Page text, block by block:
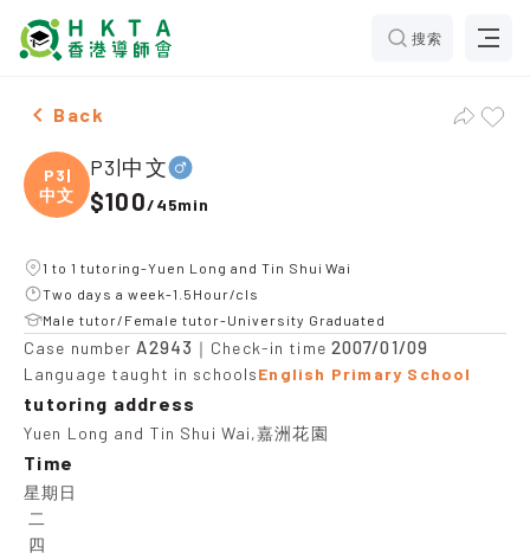
搜索
Male P3|中文，Yuen Long and Tin Shui Wai Tuition
Back
P3|
中文
P3|中文
$100/45min
1 to 1 tutoring-Yuen Long and Tin Shui Wai
Two days a week-1.5Hour/cls
Male tutor/Female tutor-University Graduated
Case number A2943 ｜Check-in time 2007/01/09
Language taught in schoolsEnglish Primary School
tutoring address
Yuen Long and Tin Shui Wai,嘉洲花園
Time
星期日